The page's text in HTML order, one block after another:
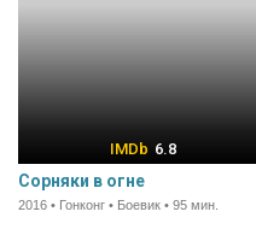
6.8
Сорняки в огне
2016 • Гонконг • Боевик • 95 мин.